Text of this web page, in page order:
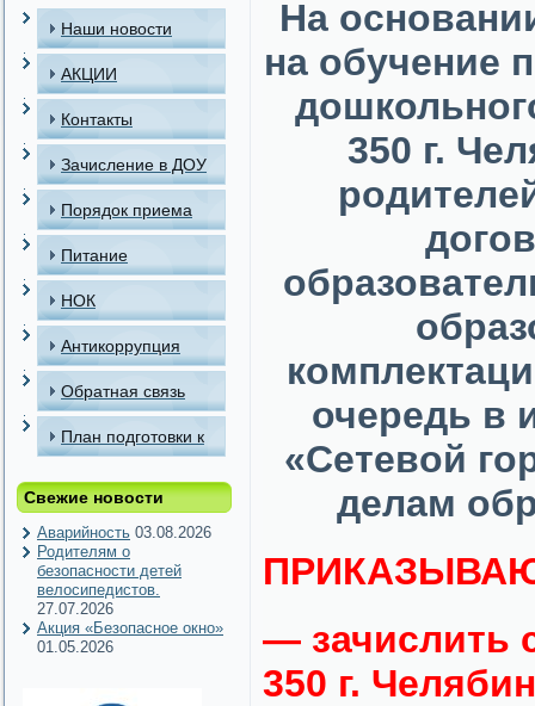
Наши новости
АКЦИИ
Контакты
Зачисление в ДОУ
Порядок приема
детей в МАДОУ
Питание
НОК
Антикоррупция
Обратная связь
План подготовки к
периоду
Свежие новости
Аварийность 03.08.2026
Родителям о
безопасности детей
велосипедистов.
27.07.2026
Акция «Безопасное окно»
01.05.2026
На
на обучение
350 г.
очередь в
«Сетевой
делам
— зачислить
350 г.